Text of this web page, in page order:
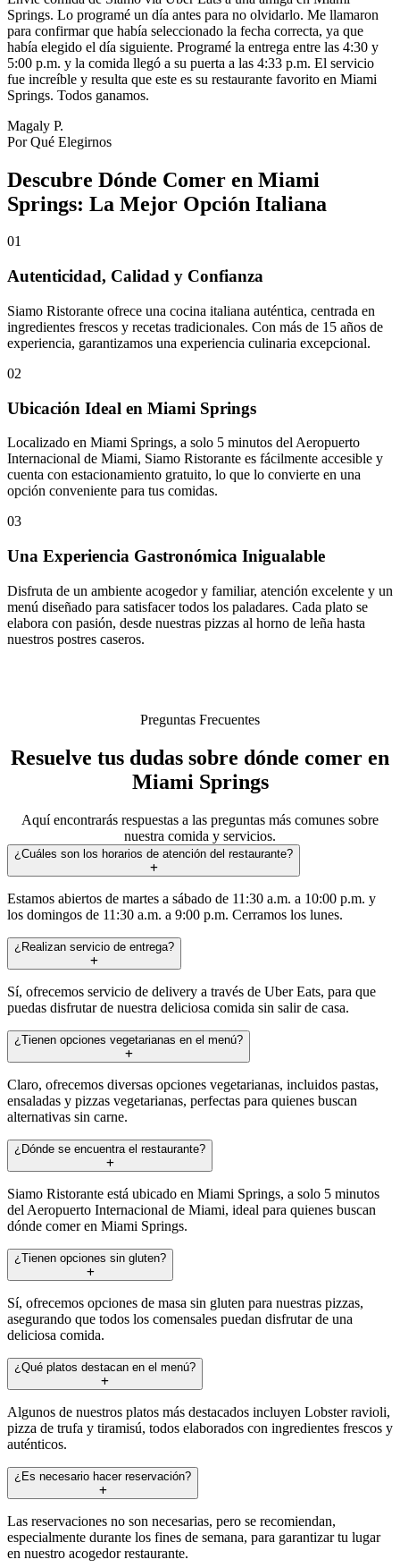
Springs. Lo programé un día antes para no olvidarlo. Me llamaron
para confirmar que había seleccionado la fecha correcta, ya que
había elegido el día siguiente. Programé la entrega entre las 4:30 y
5:00 p.m. y la comida llegó a su puerta a las 4:33 p.m. El servicio
fue increíble y resulta que este es su restaurante favorito en Miami
Springs. Todos ganamos.
Magaly P.
Por Qué Elegirnos
Descubre Dónde Comer en Miami
Springs: La Mejor Opción Italiana
01
Autenticidad, Calidad y Confianza
Siamo Ristorante ofrece una cocina italiana auténtica, centrada en
ingredientes frescos y recetas tradicionales. Con más de 15 años de
experiencia, garantizamos una experiencia culinaria excepcional.
02
Ubicación Ideal en Miami Springs
Localizado en Miami Springs, a solo 5 minutos del Aeropuerto
Internacional de Miami, Siamo Ristorante es fácilmente accesible y
cuenta con estacionamiento gratuito, lo que lo convierte en una
opción conveniente para tus comidas.
03
Una Experiencia Gastronómica Inigualable
Disfruta de un ambiente acogedor y familiar, atención excelente y un
menú diseñado para satisfacer todos los paladares. Cada plato se
elabora con pasión, desde nuestras pizzas al horno de leña hasta
nuestros postres caseros.
Preguntas Frecuentes
Resuelve tus dudas sobre dónde comer en
Miami Springs
Aquí encontrarás respuestas a las preguntas más comunes sobre
nuestra comida y servicios.
¿Cuáles son los horarios de atención del restaurante?
Estamos abiertos de martes a sábado de 11:30 a.m. a 10:00 p.m. y
los domingos de 11:30 a.m. a 9:00 p.m. Cerramos los lunes.
¿Realizan servicio de entrega?
Sí, ofrecemos servicio de delivery a través de Uber Eats, para que
puedas disfrutar de nuestra deliciosa comida sin salir de casa.
¿Tienen opciones vegetarianas en el menú?
Claro, ofrecemos diversas opciones vegetarianas, incluidos pastas,
ensaladas y pizzas vegetarianas, perfectas para quienes buscan
alternativas sin carne.
¿Dónde se encuentra el restaurante?
Siamo Ristorante está ubicado en Miami Springs, a solo 5 minutos
del Aeropuerto Internacional de Miami, ideal para quienes buscan
dónde comer en Miami Springs.
¿Tienen opciones sin gluten?
Sí, ofrecemos opciones de masa sin gluten para nuestras pizzas,
asegurando que todos los comensales puedan disfrutar de una
deliciosa comida.
¿Qué platos destacan en el menú?
Algunos de nuestros platos más destacados incluyen Lobster ravioli,
pizza de trufa y tiramisú, todos elaborados con ingredientes frescos y
auténticos.
¿Es necesario hacer reservación?
Las reservaciones no son necesarias, pero se recomiendan,
especialmente durante los fines de semana, para garantizar tu lugar
en nuestro acogedor restaurante.